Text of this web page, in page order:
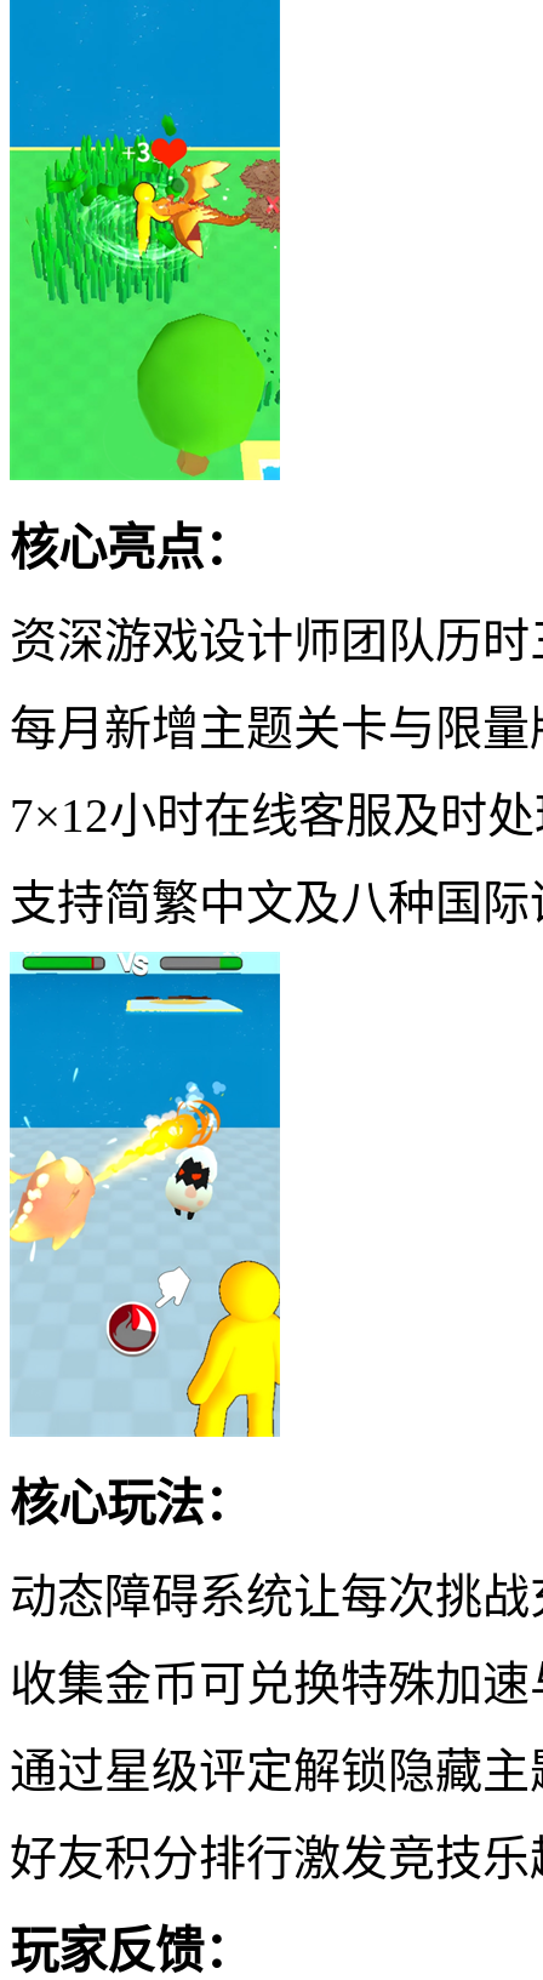
核心亮点：
资深游戏设计师团队历
每月新增主题关卡与限
7×12小时在线客服及时
支持简繁中文及八种国
核心玩法：
动态障碍系统让每次挑
收集金币可兑换特殊加
通过星级评定解锁隐藏主
好友积分排行激发竞技乐
玩家反馈：